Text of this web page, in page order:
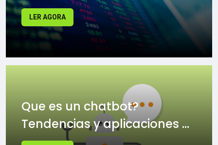
LER AGORA
Que es un chatbot?
Tendencias y aplicaciones ...